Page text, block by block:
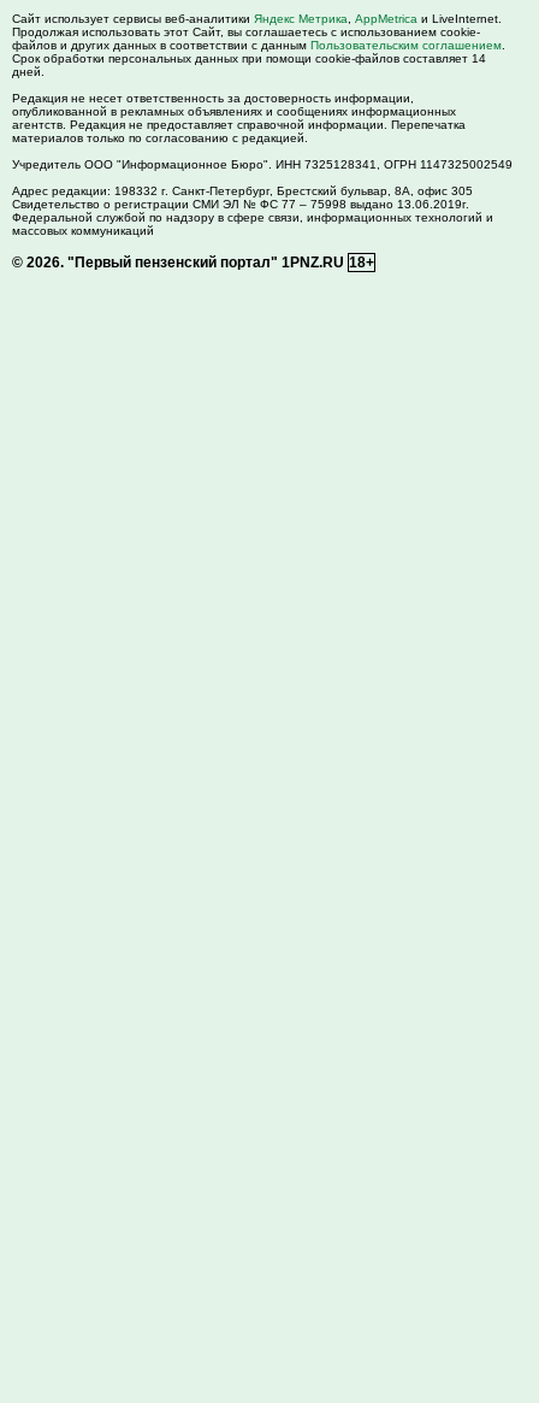
Сайт использует сервисы веб-аналитики Яндекс Метрика AppMetrica и LiveInternet.
Продолжая использовать этот Сайт, вы соглашаетесь с использованием cookie-
файлов и других данных в соответствии с данным Пользовательским соглашением
Срок обработки персональных данных при помощи cookie-файлов составляет 14
дней.
Редакция не несет ответственность за достоверность информации,
опубликованной в рекламных объявлениях и сообщениях информационных
агентств. Редакция не предоставляет справочной информации. Перепечатка
материалов только по согласованию с редакцией.
Учредитель ООО "Информационное Бюро". ИНН 7325128341, ОГРН 1147325002549
Адрес редакции: 198332 г. Санкт-Петербург, Брестский бульвар, 8А, офис 305
Свидетельство о регистрации СМИ ЭЛ № ФС 77 – 75998 выдано 13.06.2019г.
Федеральной службой по надзору в сфере связи, информационных технологий и
массовых коммуникаций
© 2026. "Первый пензенский портал" 1PNZ.RU 18+